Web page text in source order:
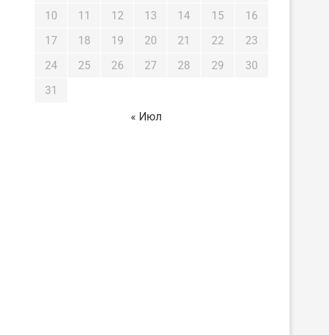
10
11 12 13 14 15
16
17
18 19 20 21 22
23
24
25 26 27 28 29
30
31
« Июл